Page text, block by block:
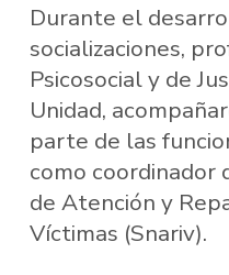
Durante el
socializaciones,
Psicosocial y de
Unidad,
parte de las
como coordinador
de Atención y
Víctimas (Snariv).